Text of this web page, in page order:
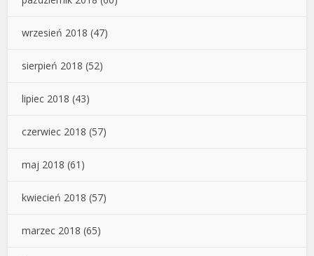
wrzesień 2018 (47)
sierpień 2018 (52)
lipiec 2018 (43)
czerwiec 2018 (57)
maj 2018 (61)
kwiecień 2018 (57)
marzec 2018 (65)